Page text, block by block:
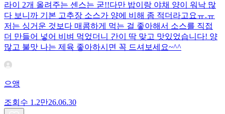
라이 2개 올려주는 센스는 굳!! ​다만 밥이랑 야채 양이 워낙 많
다 보니까 기본 고추장 소스가 양에 비해 좀 적더라고요ㅠ.ㅠ
저는 싱거운 것보다 매콤하게 먹는 걸 좋아해서 소스를 직접
더 만들어 넣어 비벼 먹었더니 간이 딱 맞고 맛있었습니다! 양
많고 불맛 나는 제육 좋아하시면 꼭 드셔보세요~^^
으앵
조회수 1.2만26.06.30